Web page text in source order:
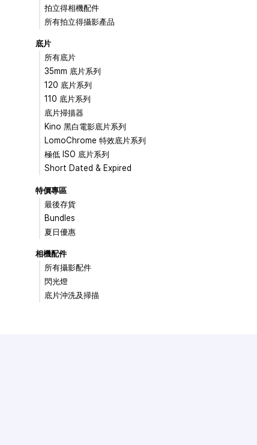
拍立得相機配件
所有拍立得攝影產品
底片
所有底片
35mm 底片系列
120 底片系列
110 底片系列
底片掃描器
Kino 黑白電影底片系列
LomoChrome 特效底片系列
極低 ISO 底片系列
Short Dated & Expired
特價專區
最後存貨
Bundles
夏日優惠
相機配件
所有攝影配件
閃光燈
底片沖洗及掃描